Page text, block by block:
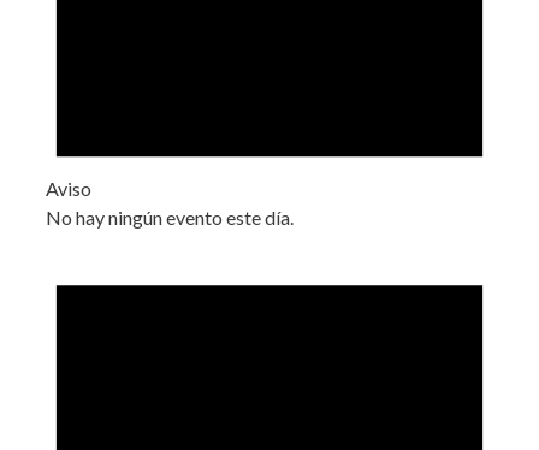
Aviso
No hay ningún evento este día.